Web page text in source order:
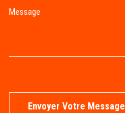
Envoyer Votre Message